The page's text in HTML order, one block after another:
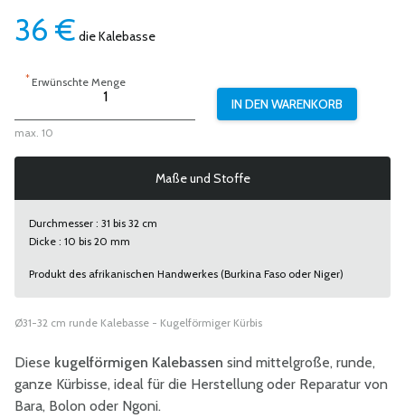
36 € die Kalebasse
*Erwünschte Menge
max. 10
Maße und Stoffe
Durchmesser : 31 bis 32 cm
Dicke : 10 bis 20 mm
Produkt des afrikanischen Handwerkes (Burkina Faso oder Niger)
Ø31-32 cm runde Kalebasse - Kugelförmiger Kürbis
Diese kugelförmigen Kalebassen sind mittelgroße, runde,
ganze Kürbisse, ideal für die Herstellung oder Reparatur von
Bara, Bolon oder Ngoni.